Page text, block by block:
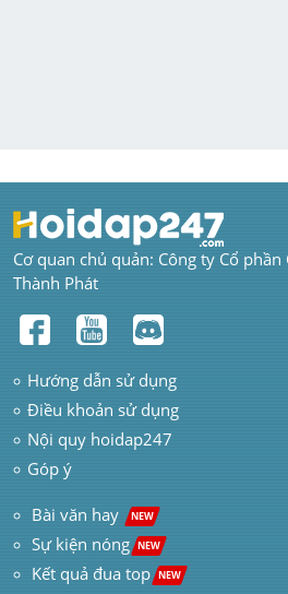
Cơ quan chủ quản: Công ty Cổ
Thành Phát
Hướng dẫn sử dụng
Điều khoản sử dụng
Nội quy hoidap247
Góp ý
Bài văn hay NEW
Sự kiện nóng NEW
Kết quả đua top NEW